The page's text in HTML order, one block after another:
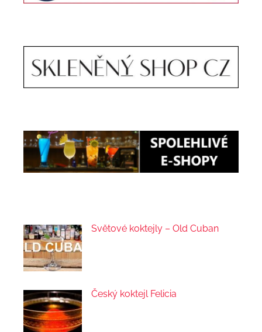
Světové koktejly – Old Cuban
Český koktejl Felicia